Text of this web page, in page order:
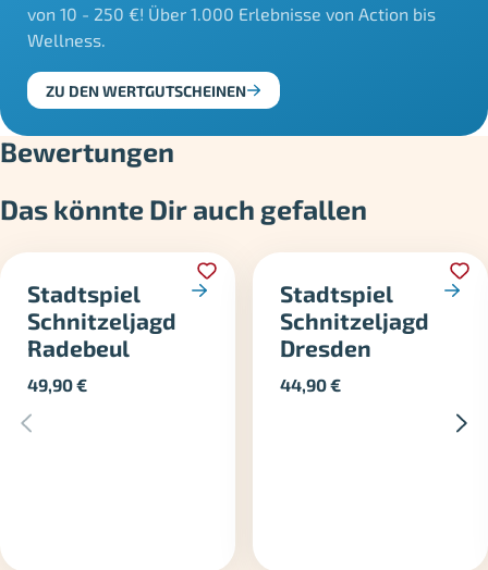
von 10 - 250 €! Über 1.000 Erlebnisse von Action bis
Wellness.
ZU DEN WERTGUTSCHEINEN
Bewertungen
Das könnte Dir auch gefallen
Stadtspiel
Schnitzeljagd
Radebeul
49,90€
Stadtspiel
Schnitzeljagd
Dresden
44,90€